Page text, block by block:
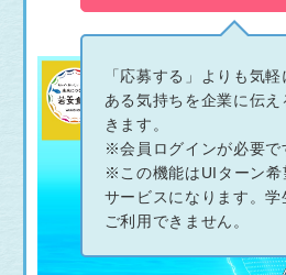
「応募する」よりも気
ある気持ちを企業に伝え
きます。
※会員ログインが必要で
※この機能はUIターン希
サービスになります。学
ご利用できません。